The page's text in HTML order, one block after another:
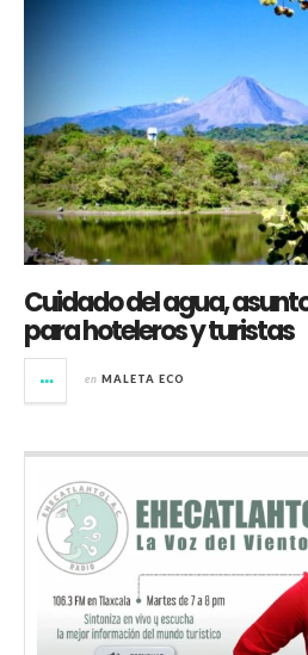
Cuidado del agua,
para hoteleros y turistas
en MALETA ECO